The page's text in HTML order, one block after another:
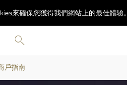
來確保您獲得我們網站上的最佳體驗。
戶指南